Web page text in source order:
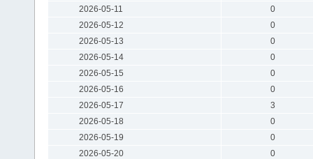
2026-05-11
0
2026-05-12
0
2026-05-13
0
2026-05-14
0
2026-05-15
0
2026-05-16
0
2026-05-17
3
2026-05-18
0
2026-05-19
0
2026-05-20
0